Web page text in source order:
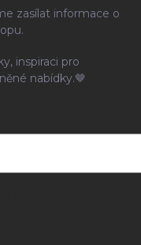
zasílat informace o
inspiraci pro
nabídky.🤎